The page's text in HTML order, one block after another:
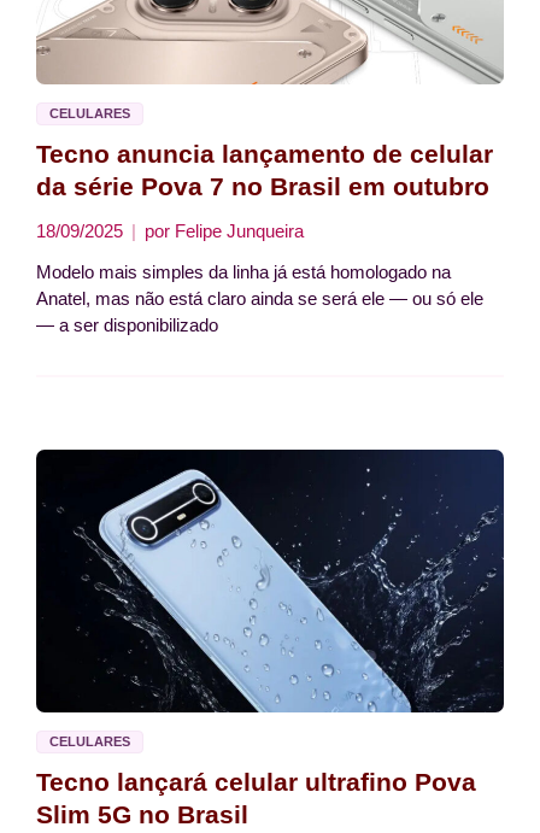
CELULARES
Tecno anuncia lançamento de celular
da série Pova 7 no Brasil em outubro
18/09/2025 por Felipe Junqueira
Modelo mais simples da linha já está homologado na
Anatel, mas não está claro ainda se será ele — ou só ele
— a ser disponibilizado
CELULARES
Tecno lançará celular ultrafino Pova
Slim 5G no Brasil